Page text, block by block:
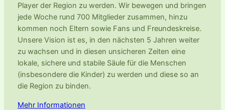
Player der Region zu werden. Wir bewegen und bringen
jede Woche rund 700 Mitglieder zusammen, hinzu
kommen noch Eltern sowie Fans und Freundeskreise.
Unsere Vision ist es, in den nächsten 5 Jahren weiter
zu wachsen und in diesen unsicheren Zeiten eine
lokale, sichere und stabile Säule für die Menschen
(insbesondere die Kinder) zu werden und diese so an
die Region zu binden.
Mehr Informationen